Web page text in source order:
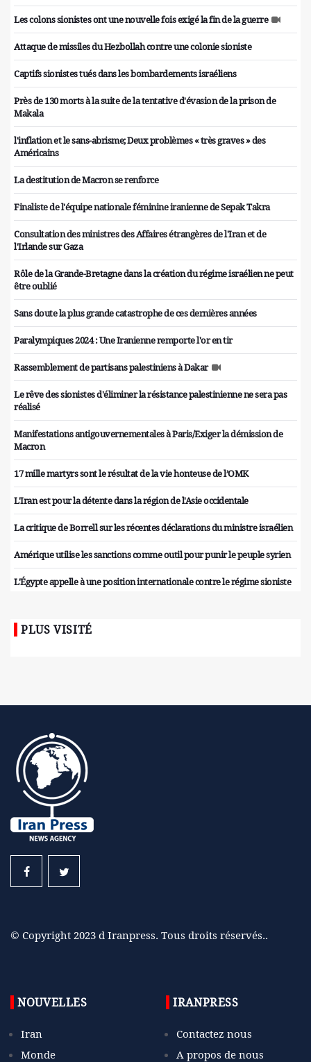
Les colons sionistes ont une nouvelle fois exigé la fin de la guerre
Attaque de missiles du Hezbollah contre une colonie sioniste
Captifs sionistes tués dans les bombardements israéliens
Près de 130 morts à la suite de la tentative d'évasion de la prison de
Makala
l'inflation et le sans-abrisme; Deux problèmes « très graves » des
Américains
La destitution de Macron se renforce
Finaliste de l'équipe nationale féminine iranienne de Sepak Takra
Consultation des ministres des Affaires étrangères de l'Iran et de
l'Irlande sur Gaza
Rôle de la Grande-Bretagne dans la création du régime israélien ne peut
être oublié
Sans doute la plus grande catastrophe de ces dernières années
Paralympiques 2024 : Une Iranienne remporte l'or en tir
Rassemblement de partisans palestiniens à Dakar
Le rêve des sionistes d'éliminer la résistance palestinienne ne sera pas
réalisé
Manifestations antigouvernementales à Paris/Exiger la démission de
Macron
17 mille martyrs sont le résultat de la vie honteuse de l’OMK
L'Iran est pour la détente dans la région de l'Asie occidentale
La critique de Borrell sur les récentes déclarations du ministre israélien
Amérique utilise les sanctions comme outil pour punir le peuple syrien
L'Égypte appelle à une position internationale contre le régime sioniste
PLUS VISITÉ
© Copyright 2023 d Iranpress. Tous droits réservés..
NOUVELLES
Iran
Monde
IRANPRESS
Contactez nous
A propos de nous